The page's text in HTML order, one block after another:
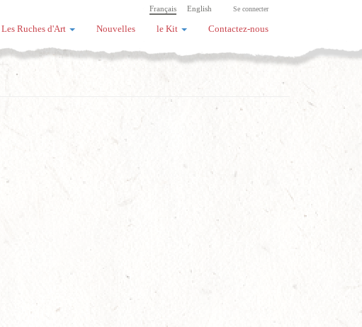
Se connecter
English
Français
Les Ruches d'Art Nouvelles le Kit Contactez-nous